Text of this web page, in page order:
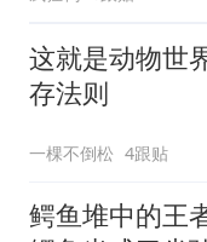
这就是动物世
存法则
一棵不倒松 4跟贴
鳄鱼堆中的王